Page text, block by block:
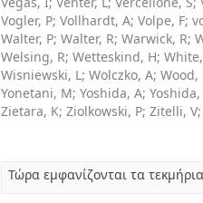
Vogler, P; Vollhardt, A; Volpe, F;
Walter, P; Walter, R; Warwick, R;
Welsing, R; Wetteskind, H;
Wisniewski, L; Wolczko, A; Wood,
Yonetani, M; Yoshida, A; Yoshida,
Zietara, K; Ziolkowski, P; Zitelli, V
Τώρα εμφανίζονται τα